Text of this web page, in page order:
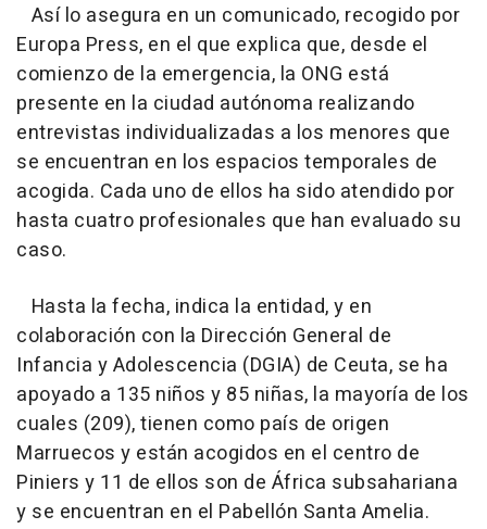
Así lo asegura en un comunicado, recogido por
Europa Press, en el que explica que, desde el
comienzo de la emergencia, la ONG está
presente en la ciudad autónoma realizando
entrevistas individualizadas a los menores que
se encuentran en los espacios temporales de
acogida. Cada uno de ellos ha sido atendido por
hasta cuatro profesionales que han evaluado su
caso.
Hasta la fecha, indica la entidad, y en
colaboración con la Dirección General de
Infancia y Adolescencia (DGIA) de Ceuta, se ha
apoyado a 135 niños y 85 niñas, la mayoría de los
cuales (209), tienen como país de origen
Marruecos y están acogidos en el centro de
Piniers y 11 de ellos son de África subsahariana
y se encuentran en el Pabellón Santa Amelia.